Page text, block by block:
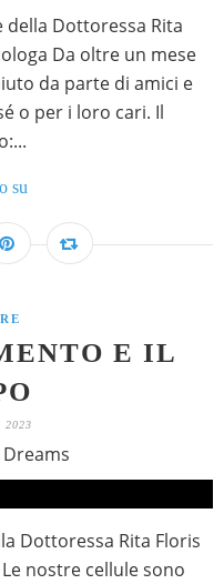
Dottoressa Rita
Da oltre un mese
da parte di amici e
o per i loro cari. Il
su
E IL
2023
Dottoressa Rita Floris
nostre cellule sono